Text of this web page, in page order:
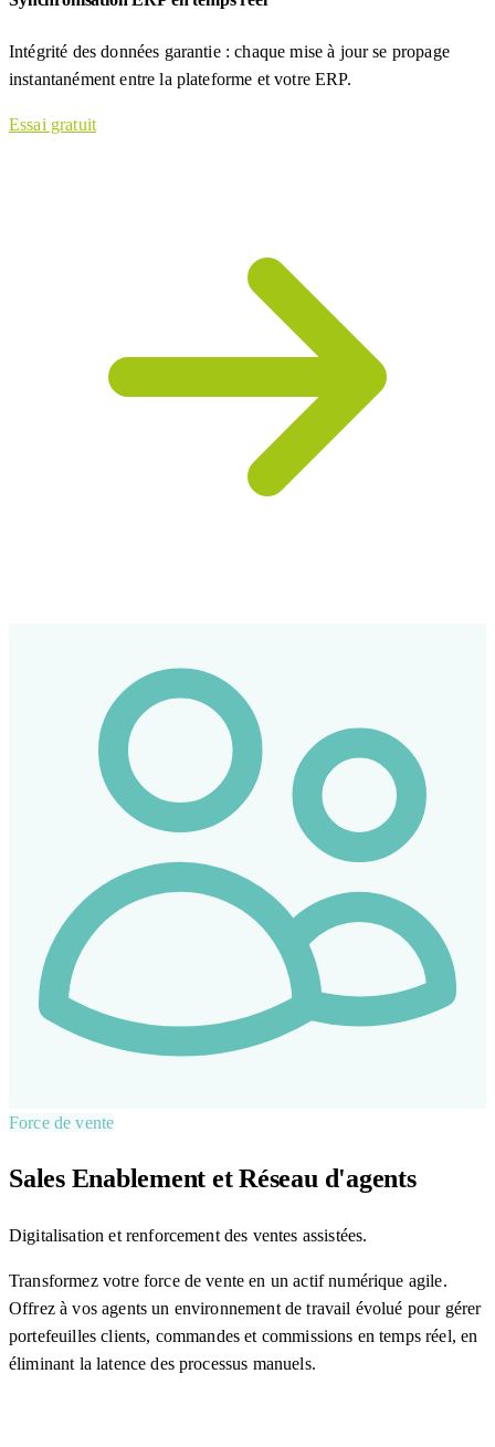
Intégrité des données garantie : chaque mise à jour se propage
instantanément entre la plateforme et votre ERP.
Essai gratuit
Force de vente
Sales Enablement et Réseau d'agents
Digitalisation et renforcement des ventes assistées.
Transformez votre force de vente en un actif numérique agile.
Offrez à vos agents un environnement de travail évolué pour gérer
portefeuilles clients, commandes et commissions en temps réel, en
éliminant la latence des processus manuels.